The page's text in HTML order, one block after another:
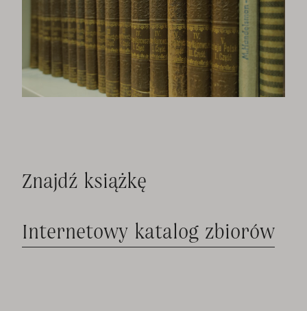
Znajdź książkę
Internetowy katalog zbiorów